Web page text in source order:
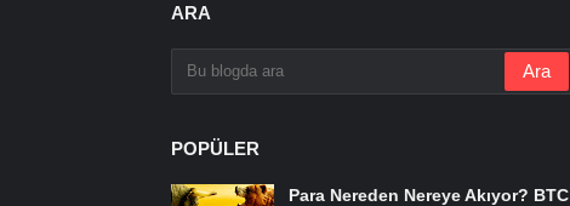
ARA
POPÜLER
Para Nereden Nereye Akıyor? BTC